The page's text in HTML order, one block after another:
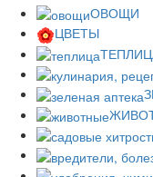
ОВОЩИ
ЦВЕТЫ